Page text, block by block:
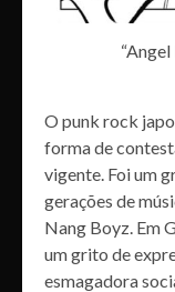
O punk rock
forma de
vigente. Foi um
gerações de
Nang Boyz. Em
um grito de
esmagadora